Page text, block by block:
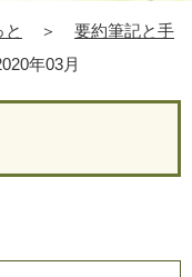
＞
要約筆記と手
年03月